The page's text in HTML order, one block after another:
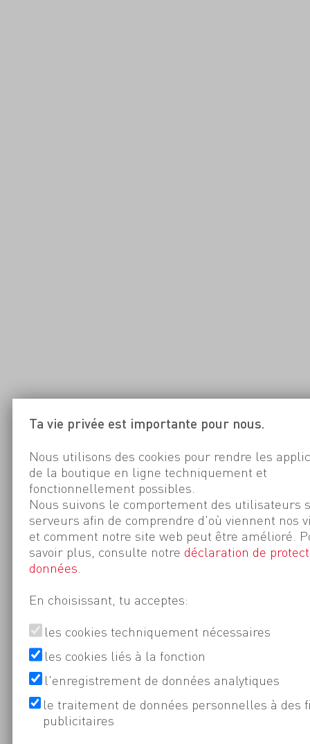
Ta vie privée est importante pour nous.
Nous utilisons des cookies pour rendre les
de la boutique en ligne techniquement et
fonctionnellement possibles.
Nous suivons le comportement des utilisateurs
serveurs afin de comprendre d'où viennent nos
et comment notre site web peut être amélioré.
savoir plus, consulte notre déclaration de
données
En choisissant, tu acceptes:
les cookies techniquement nécessaires
les cookies liés à la fonction
l'enregistrement de données analytiques
le traitement de données personnelles à des
publicitaires